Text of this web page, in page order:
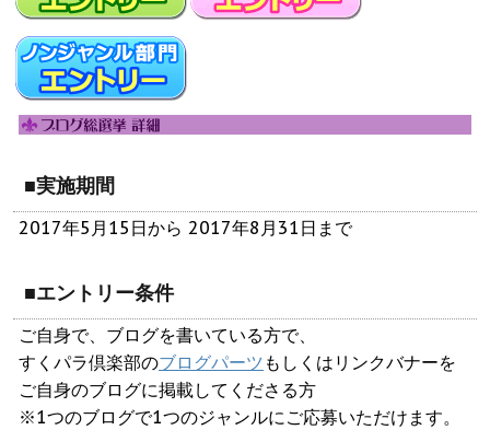
■実施期間
2017年5月15日から 2017年8月31日まで
■エントリー条件
ご自身で、ブログを書いている方で、
すくパラ倶楽部のブログパーツ もしくはリンクバナーを
ご自身のブログに掲載してくださる方
※1つのブログで1つのジャンルにご応募いただけます。